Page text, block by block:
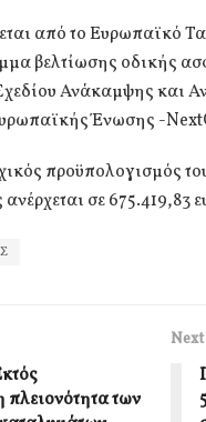
από το Ευρωπαϊκό
βελτίωσης οδικής
Ανάκαμψης και
Ένωσης -
προϋπολογισμός
σε 675.419,83
των